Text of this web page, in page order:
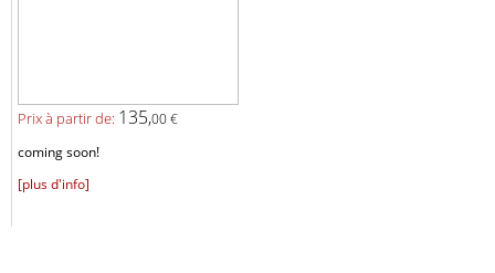
Prix ​​à partir de: 135,00 €
coming soon!
[plus d'info]